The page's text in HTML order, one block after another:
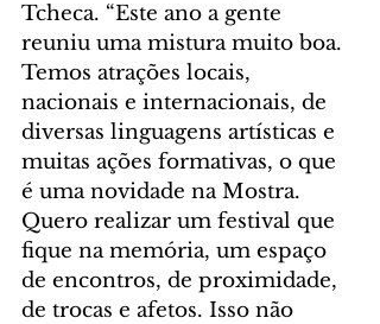
Tcheca. “Este ano a gente
reuniu uma mistura muito boa.
Temos atrações locais,
nacionais e internacionais, de
diversas linguagens artísticas e
muitas ações formativas, o que
é uma novidade na Mostra.
Quero realizar um festival que
fique na memória, um espaço
de encontros, de proximidade,
de trocas e afetos. Isso não